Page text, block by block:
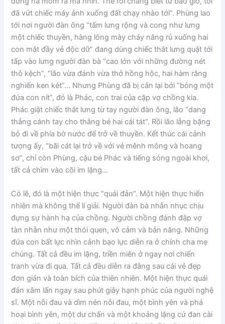
đã vứt chiếc máy ảnh xuống đất chạy nhào tới”. Phùng lao
tới nơi người đàn ông “tấm lưng rộng và cong như lưng
một chiếc thuyền, hàng lông mày cháy nắng rủ xuống hai
con mắt đầy vẻ độc dữ” đang dùng chiếc thắt lưng quật tới
tấp vào lưng người đàn bà “cao lớn với những đường nét
thô kệch”, “lão vừa đánh vừa thở hồng hộc, hai hàm răng
nghiến ken két”… Nhưng Phùng đã bị cản lại bởi “bóng một
đứa con nít”, đó là Phác, con trai của cặp vợ chồng kia.
Phác giật chiếc thắt lưng từ tay người đàn ông, lão “dang
thẳng cánh tay cho thằng bé hai cái tát”. Rồi lão lẳng bặng
bỏ đi về phía bờ nước để trở về thuyền. Kết thúc cái cảnh
tượng ấy, “bãi cát lại trở về với vẻ mênh mông và hoang
sơ”, chỉ còn Phùng, cậu bé Phác và tiếng sóng ngoài khơi,
tất cả chìm vào cõi im lặng…
Có lẽ, đó là một hiện thực “quái đản”. Một hiện thực hiển
nhiên mà không thể lí giải. Người đàn bà nhẫn nhục chịu
đựng sự hành hạ của chồng. Người chồng đánh đập vợ
tàn nhẫn như một thói quen, vô cảm và bản năng. Những
đứa con bất lực nhìn cảnh bạo lực diễn ra ở chính cha mẹ
chúng. Tất cả đều im lặng, triền miên ở ngay nơi chiến
tranh vừa đi qua. Tất cả đều diễn ra đằng sau cái vẻ đẹp
đơn giản và toàn bích của thiên nhiên. Một hiện thực quái
đản xâm lấn ngay sau phút giây hạnh phúc của người nghệ
sĩ. Một nỗi đau và dìm nén nỗi đau, một bình yên và phá
hoại bình yên, một dư chấn và một khoảng lặng cứ đan cài